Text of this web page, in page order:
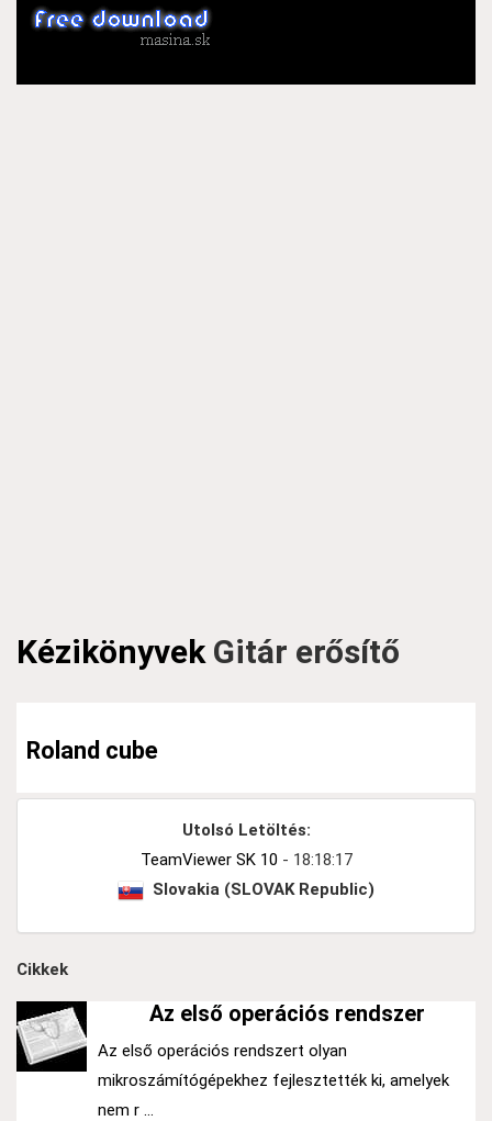
KézikönyvekGitár erősítő
Roland cube
Utolsó Letöltés:
TeamViewer SK 10 - 18:18:17
Slovakia (SLOVAK Republic)
Cikkek
Az első operációs rendszer
Az első operációs rendszert olyan
mikroszámítógépekhez fejlesztették ki, amelyek
nem r ...